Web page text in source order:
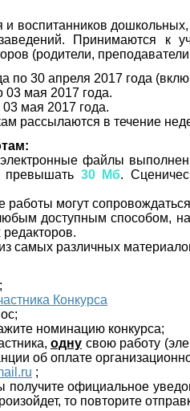
и воспитанников
Принимаются к
(родители,
по 30 апреля 2017 года
03 мая 2017 года.
03 мая 2017 года.
рассылаются в течение
файлы
30 Мб.
работы могут
доступным способом,
самых различных
Конкурса
номинацию конкурса;
одну свою работу
об оплате
;
получите официальное
то повторите